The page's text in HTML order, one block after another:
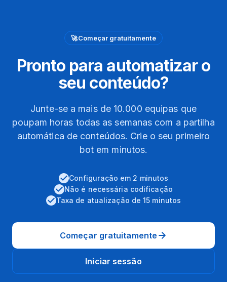
🚀Começar gratuitamente
Pronto para automatizar o
seu conteúdo?
Junte-se a mais de 10.000 equipas que
poupam horas todas as semanas com a partilha
automática de conteúdos. Crie o seu primeiro
bot em minutos.
Configuração em 2 minutos
Não é necessária codificação
Taxa de atualização de 15 minutos
Começar gratuitamente
Iniciar sessão